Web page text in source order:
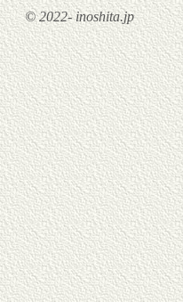
© 2022- inoshita.jp